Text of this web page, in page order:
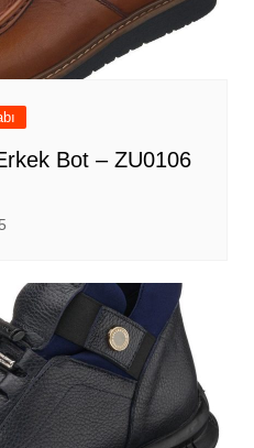
Bot – ZU0106